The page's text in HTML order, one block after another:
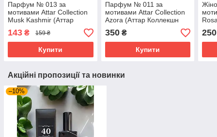
Парфум № 013 за
мотивами Attar Collection
Musk Kashmir (Аттар
Коллекшн Муск Кашмир)
65 мл
143 ₴ 159 ₴
Купити
Парфум № 011 за
мотивами Attar Collection
Azora (Аттар Коллекшн
350₴
Купити
мл
250
Акційні пропозиції та новинки
–10%